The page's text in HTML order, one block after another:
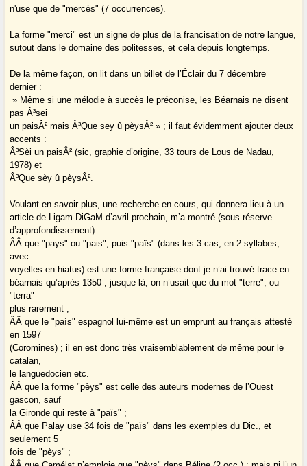
n'use que de "mercés" (7 occurrences).
La forme "merci" est un signe de plus de la francisation de notre langue,
sutout dans le domaine des politesses, et cela depuis longtemps.
De la même façon, on lit dans un billet de l’Éclair du 7 décembre
dernier :
» Même si une mélodie à succès le préconise, les Béarnais ne disent
pas Â³sei
un paisÂ² mais Â³Que sey û pèysÂ² » ; il faut évidemment ajouter deux
accents :
Â³Sèi un paisÂ² (sic, graphie d’origine, 33 tours de Lous de Nadau,
1978) et
Â³Que sèy û pèysÂ².
Voulant en savoir plus, une recherche en cours, qui donnera lieu à un
article de Ligam-DiGaM d’avril prochain, m’a montré (sous réserve
d’approfondissement) :
Â­Â que "pays" ou "pais", puis "païs" (dans les 3 cas, en 2 syllabes,
avec
voyelles en hiatus) est une forme française dont je n’ai trouvé trace en
béarnais qu’après 1350 ; jusque là, on n’usait que du mot "terre", ou
"terra"
plus rarement ;
Â­Â que le "país" espagnol lui-même est un emprunt au français attesté
en 1597
(Coromines) ; il en est donc très vraisemblablement de même pour le
catalan,
le languedocien etc.
Â­Â que la forme "pèys" est celle des auteurs modernes de l’Ouest
gascon, sauf
la Gironde qui reste à "païs" ;
Â­Â que Palay use 34 fois de "païs" dans les exemples du Dic., et
seulement 5
fois de "pèys" ;